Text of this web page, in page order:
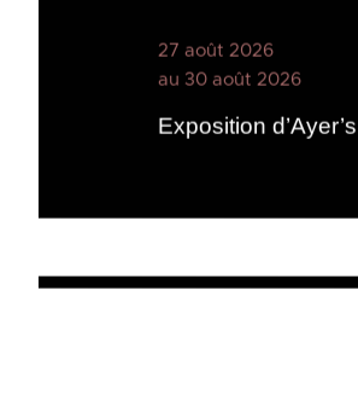
27 août 2026
au 30 août 2026
Exposition